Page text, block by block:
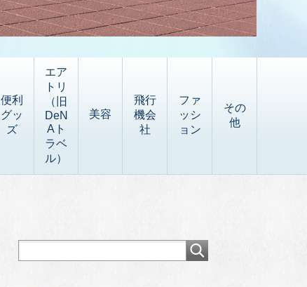
便利
グッ
ズ
エア
トリ
（旧
DeN
Aト
ラベ
ル）
美容
飛行
機会
社
ファ
ッシ
ョン
その
他